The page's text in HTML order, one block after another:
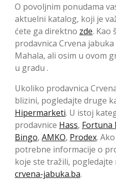
O povoljnim ponudama
aktuelni katalog, koji je
ćete ga direktno zde. Kao
prodavnica Crvena
Mahala, ali osim u ovom
u gradu .
Ukoliko prodavnica
blizini, pogledajte druge
Hipermarketi. U istoj
prodavnice Hass, Fortuna
Bingo, AMKO, Prodex.
potrebne informacije o
koje ste tražili,
crvena-jabuka.ba.